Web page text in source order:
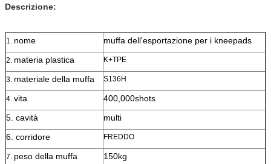
Descrizione:
1. nome muffa dell'esportazione per i kneepads
2. materia plastica K+TPE
3. materiale della muffa S136H
4. vita
400,000shots
5. cavità
multi
6. corridore
FREDDO
7. peso della muffa 150kg